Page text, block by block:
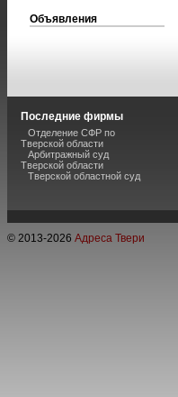
Объявления
Последние фирмы
Отделение СФР по
Тверской области
Арбитражный суд
Тверской области
Тверской областной суд
© 2013-2026 Адреса Твери